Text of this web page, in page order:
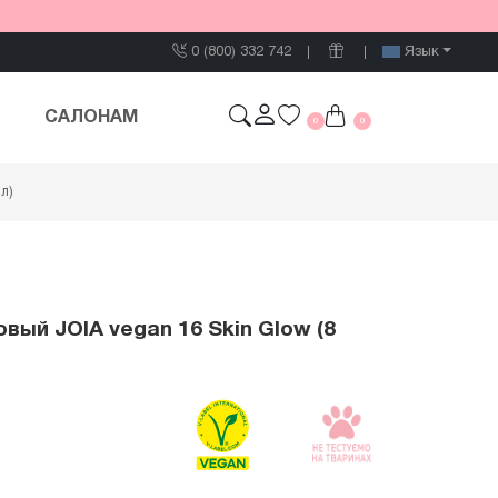
0 (800) 332 742 Язык
САЛОНАМ 0 0
JOIA vegan 16 Skin Glow (8